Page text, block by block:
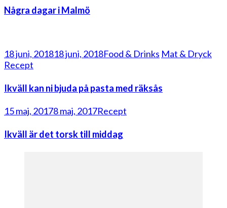
Några dagar i Malmö
18 juni, 201818 juni, 2018Food & Drinks Mat & Dryck
Recept
Ikväll kan ni bjuda på pasta med räksås
15 maj, 20178 maj, 2017Recept
Ikväll är det torsk till middag